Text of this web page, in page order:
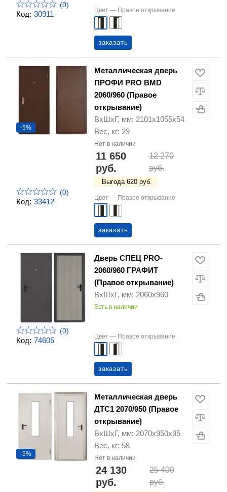
Код: 30911
(0)
Цвет — Правое открывание
заказать
Код: 33412
-5%
(0)
Металлическая дверь
ПРОФИ PRO BMD
2060/960 (Правое
открывание)
ВхШхГ, мм: 2101х1055х54
Вес, кг: 29
Нет в наличии
11 650
руб.
12 270
руб.
Выгода 620 руб.
Цвет — Правое открывание
заказать
Код: 74605
(0)
Дверь СПЕЦ PRO-
2060/960 ГРАФИТ
(Правое открывание)
ВхШхГ, мм: 2060х960
Есть в наличии
Цвет — Правое открывание
заказать
-5%
Металлическая дверь
ДТС1 2070/950 (Правое
открывание)
ВхШхГ, мм: 2070х950х95
Вес, кг: 58
Нет в наличии
24 130
руб.
25 400
руб.